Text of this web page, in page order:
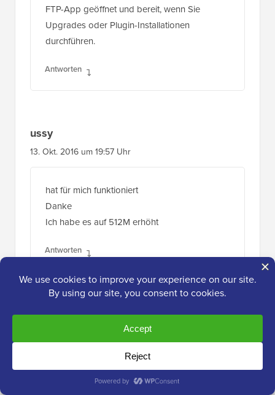
FTP-App geöffnet und bereit, wenn Sie
Upgrades oder Plugin-Installationen
durchführen.
Antworten
ussy
13. Okt. 2016 um 19:57 Uhr
hat für mich funktioniert
Danke
Ich habe es auf 512M erhöht
Antworten
Muhammad Farooq
9. Oktober 2016 um 14:36 Uhr
Manchmal funktionieren auch 64M nicht.
Versuchen Sie, sie auf 128M zu ändern, dann